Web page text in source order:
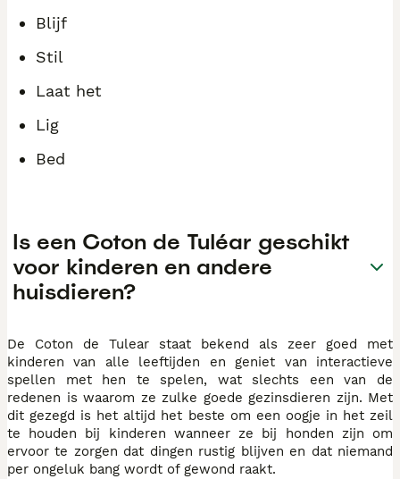
Blijf
Stil
Laat het
Lig
Bed
Is een Coton de Tuléar geschikt
voor kinderen en andere
huisdieren?
De Coton de Tulear staat bekend als zeer goed met
kinderen van alle leeftijden en geniet van interactieve
spellen met hen te spelen, wat slechts een van de
redenen is waarom ze zulke goede gezinsdieren zijn. Met
dit gezegd is het altijd het beste om een oogje in het zeil
te houden bij kinderen wanneer ze bij honden zijn om
ervoor te zorgen dat dingen rustig blijven en dat niemand
per ongeluk bang wordt of gewond raakt.